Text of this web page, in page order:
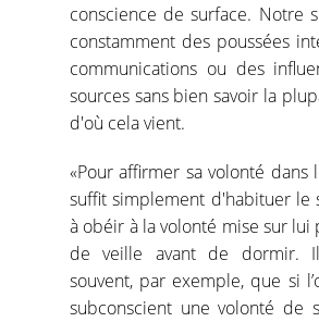
conscience de surface. Notre
constamment des poussées
communications ou des
sources sans bien savoir la
d'où cela vient.
«Pour affirmer sa volonté dans
suffit simplement d'habituer le
à obéir à la volonté mise sur lui
de veille avant de dormir.
souvent, par exemple, que si
subconscient une volonté de